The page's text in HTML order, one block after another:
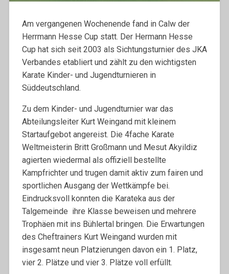
Am vergangenen Wochenende fand in Calw der
Herrmann Hesse Cup statt. Der Hermann Hesse
Cup hat sich seit 2003 als Sichtungsturnier des JKA
Verbandes etabliert und zählt zu den wichtigsten
Karate Kinder- und Jugendturnieren in
Süddeutschland.
Zu dem Kinder- und Jugendturnier war das
Abteilungsleiter Kurt Weingand mit kleinem
Startaufgebot angereist. Die 4fache Karate
Weltmeisterin Britt Großmann und Mesut Akyildiz
agierten wiedermal als offiziell bestellte
Kampfrichter und trugen damit aktiv zum fairen und
sportlichen Ausgang der Wettkämpfe bei.
Eindrucksvoll konnten die Karateka aus der
Talgemeinde ihre Klasse beweisen und mehrere
Trophäen mit ins Bühlertal bringen. Die Erwartungen
des Cheftrainers Kurt Weingand wurden mit
insgesamt neun Platzierungen davon ein 1. Platz,
vier 2. Plätze und vier 3. Plätze voll erfüllt.